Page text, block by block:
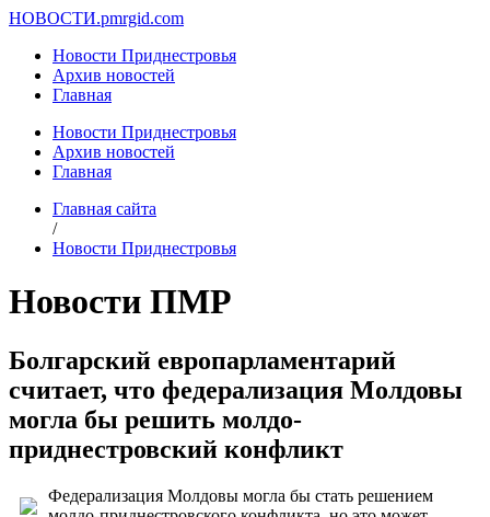
НОВОСТИ.pmrgid.com
Новости Приднестровья
Архив новостей
Главная
Новости Приднестровья
Архив новостей
Главная
Главная сайта
/
Новости Приднестровья
Новости ПМР
Болгарский европарламентарий
считает, что федерализация Молдовы
могла бы решить молдо-
приднестровский конфликт
Федерализация Молдовы могла бы стать решением